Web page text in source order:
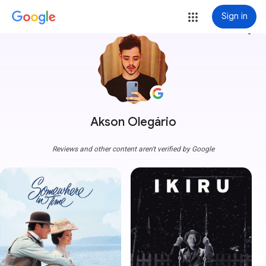
Sign in
Akson Olegário
more_vert
Reviews and other content aren't verified by Google